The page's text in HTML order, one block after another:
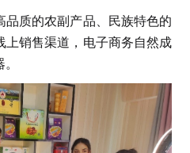
质的农副产品、民族特色的
上销售渠道，电子商务自然成